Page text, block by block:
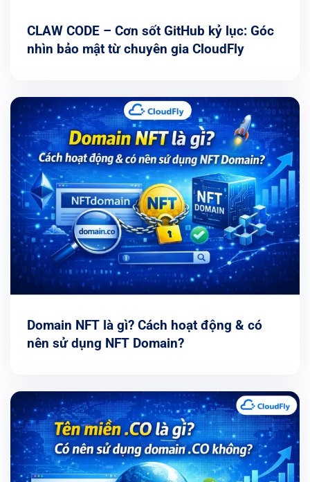
CLAW CODE – Cơn sốt GitHub kỷ lục: Góc
nhìn bảo mật từ chuyên gia CloudFly
Domain NFT là gì? Cách hoạt động & có
nên sử dụng NFT Domain?